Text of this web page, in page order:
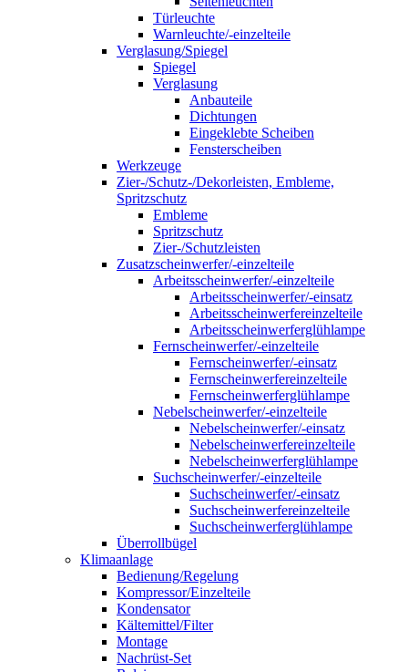
Türleuchte
Warnleuchte/-einzelteile
Verglasung/Spiegel
Spiegel
Verglasung
Anbauteile
Dichtungen
Eingeklebte Scheiben
Fensterscheiben
Werkzeuge
Zier-/Schutz-/Dekorleisten, Embleme,
Spritzschutz
Embleme
Spritzschutz
Zier-/Schutzleisten
Zusatzscheinwerfer/-einzelteile
Arbeitsscheinwerfer/-einzelteile
Arbeitsscheinwerfer/-einsatz
Arbeitsscheinwerfereinzelteile
Arbeitsscheinwerferglühlampe
Fernscheinwerfer/-einzelteile
Fernscheinwerfer/-einsatz
Fernscheinwerfereinzelteile
Fernscheinwerferglühlampe
Nebelscheinwerfer/-einzelteile
Nebelscheinwerfer/-einsatz
Nebelscheinwerfereinzelteile
Nebelscheinwerferglühlampe
Suchscheinwerfer/-einzelteile
Suchscheinwerfer/-einsatz
Suchscheinwerfereinzelteile
Suchscheinwerferglühlampe
Überrollbügel
Klimaanlage
Bedienung/Regelung
Kompressor/Einzelteile
Kondensator
Kältemittel/Filter
Montage
Nachrüst-Set